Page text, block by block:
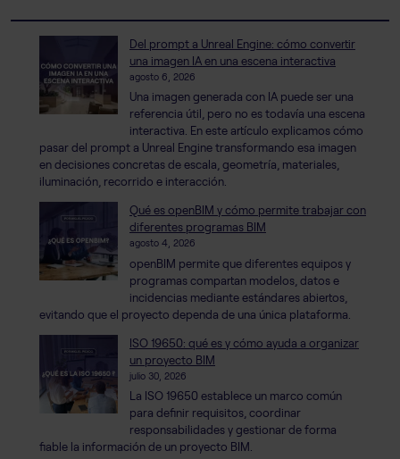
Del prompt a Unreal Engine: cómo convertir
una imagen IA en una escena interactiva
agosto 6, 2026
Una imagen generada con IA puede ser una
referencia útil, pero no es todavía una escena
interactiva. En este artículo explicamos cómo
pasar del prompt a Unreal Engine transformando esa imagen
en decisiones concretas de escala, geometría, materiales,
iluminación, recorrido e interacción.
Qué es openBIM y cómo permite trabajar con
diferentes programas BIM
agosto 4, 2026
openBIM permite que diferentes equipos y
programas compartan modelos, datos e
incidencias mediante estándares abiertos,
evitando que el proyecto dependa de una única plataforma.
ISO 19650: qué es y cómo ayuda a organizar
un proyecto BIM
julio 30, 2026
La ISO 19650 establece un marco común
para definir requisitos, coordinar
responsabilidades y gestionar de forma
fiable la información de un proyecto BIM.